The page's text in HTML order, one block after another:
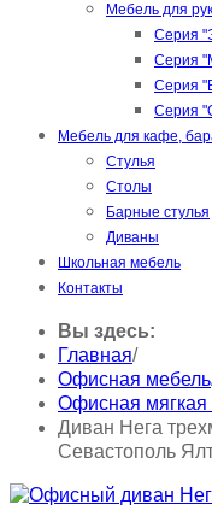
Мебель для
Серия
Серия
Серия
Серия
Мебель для кафе,
Стулья
Столы
Барные стулья
Диваны
Школьная мебель
Контакты
Вы здесь:
Главная/
Офисная мебель
Офисная мягкая
Диван Нега
Севастополь